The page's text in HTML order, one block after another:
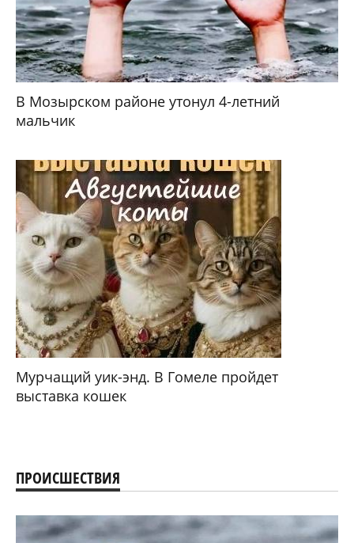
В Мозырском районе утонул 4-летний
мальчик
Мурчащий уик-энд. В Гомеле пройдет
выставка кошек
ПРОИСШЕСТВИЯ